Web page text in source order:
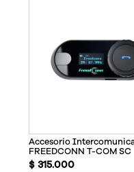
Accesorio
FREEDCONN T-COM SC
$ 315.000